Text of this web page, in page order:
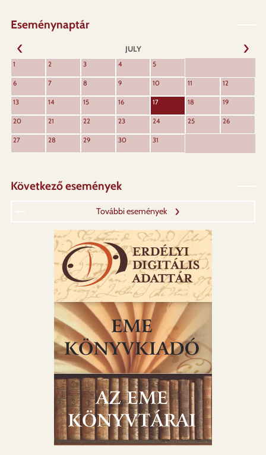
Eseménynaptár
PREVIOUS
JULY
1 2 3 4 5
6 7 8 9 10 11 12
13 14 15 16 17 18 19
20 21 22 23 24 25 26
27 28 29 30 31
Következő események
További események